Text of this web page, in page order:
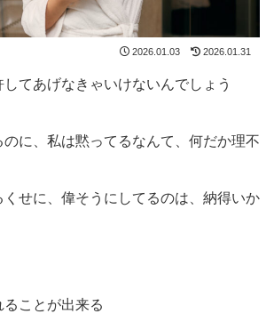
2026.01.03 2026.01.31
してあげなきゃいけないんでしょう
のに、私は黙ってるなんて、何だか理不
くせに、偉そうにしてるのは、納得いか
ことが出来る